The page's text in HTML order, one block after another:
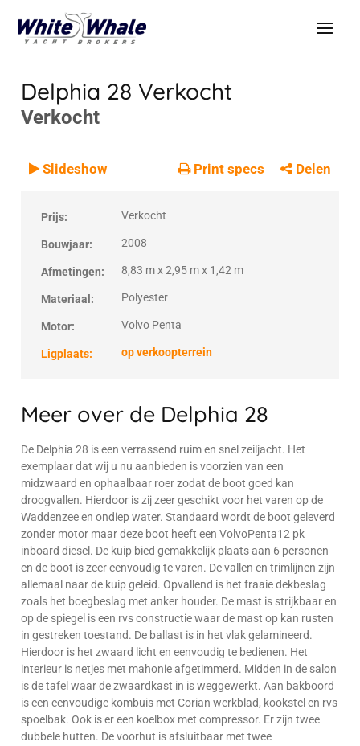
Delphia 28 Verkocht
Verkocht
VERKOCHT
Verkocht
Slideshow Print specs Delen
Prijs: Verkocht
Bouwjaar: 2008
Afmetingen: 8,83 m x 2,95 m x 1,42 m
Materiaal: Polyester
Motor: Volvo Penta
Ligplaats: op verkoopterrein
Meer over de Delphia 28
De Delphia 28 is een verrassend ruim en snel zeiljacht. Het
exemplaar dat wij u nu aanbieden is voorzien van een
midzwaard en ophaalbaar roer zodat de boot goed kan
droogvallen. Hierdoor is zij zeer geschikt voor het varen op de
Waddenzee en ondiep water. Standaard wordt de boot geleverd
zonder motor maar deze boot heeft een VolvoPenta12 pk
inboard diesel. De kuip bied gemakkelijk plaats aan 6 personen
en de boot is zeer eenvoudig te varen. De vallen en trimlijnen zijn
allemaal naar de kuip geleid. Opvallend is het fraaie dekbeslag
zoals het boegbeslag met anker houder. De mast is strijkbaar en
op de spiegel is een rvs constructie waar de mast op kan rusten
in gestreken toestand. De ballast is in het vlak gelamineerd.
Hierdoor is het zwaard licht en eenvoudig te bedienen. Het
interieur is netjes met mahonie afgetimmerd. Midden in de salon
is de tafel waar de zwaardkast in is weggewerkt. Aan bakboord
is een eenvoudige kombuis met Corian werkblad, kookstel en rvs
spoelbak. Ook is er een koelbox met compressor. Er zijn twee
dubbele hutten. De voorhut is afsluitbaar met twee